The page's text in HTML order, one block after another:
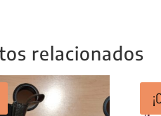
relacionados